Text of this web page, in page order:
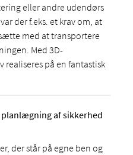
eller andre udendørs
der f.eks. et krav om, at
med at transportere
Med 3D-
på en fantastisk
af sikkerhed
der står på egne ben og